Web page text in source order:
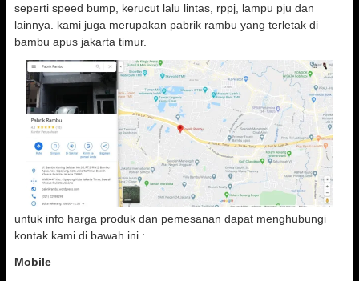
seperti speed bump, kerucut lalu lintas, rppj, lampu pju dan
lainnya. kami juga merupakan pabrik rambu yang terletak di
bambu apus jakarta timur.
untuk info harga produk dan pemesanan dapat menghubungi
kontak kami di bawah ini :
Mobile